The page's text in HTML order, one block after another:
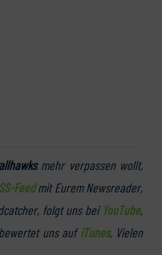
mehr verpassen wollt,
Feedmit Eurem Newsreader,
folgt uns bei YouTube,
uns aufiTunes. Vielen